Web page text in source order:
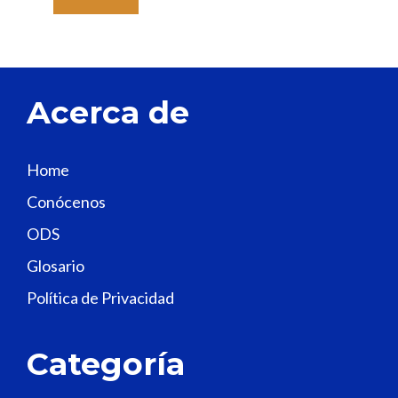
a
h
f
i
e
d
b
n
Acerca de
Home
Conócenos
ODS
Glosario
Política de Privacidad
Categoría